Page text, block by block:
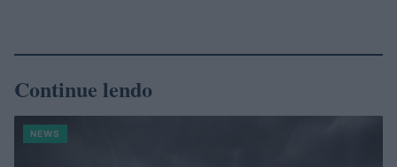
Continue lendo
NEWS